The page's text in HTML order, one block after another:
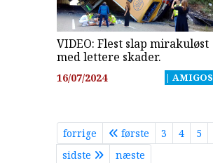
VIDEO: Flest slap mirakuløst
med lettere skader.
16/07/2024 | AMIGOS
forrige første 3 4 5
sidste
næste